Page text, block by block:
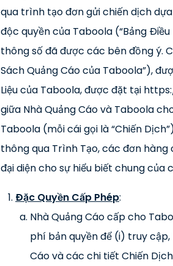
qua trình tạo đơn gửi chiến dịch
độc quyền của Taboola (“Bảng
thông số đã được các bên đồng ý.
Sách Quảng Cáo của Taboola”),
Liệu của Taboola, được đặt tại
giữa Nhà Quảng Cáo và Taboola
Taboola (mỗi cái gọi là “Chiến
thông qua Trình Tạo, các đơn hàng
đại diện cho sự hiểu biết chung của
Đặc Quyền Cấp Phép:
Nhà Quảng Cáo cấp cho
phí bản quyền để (i) truy
Cáo và các chi tiết Chiến